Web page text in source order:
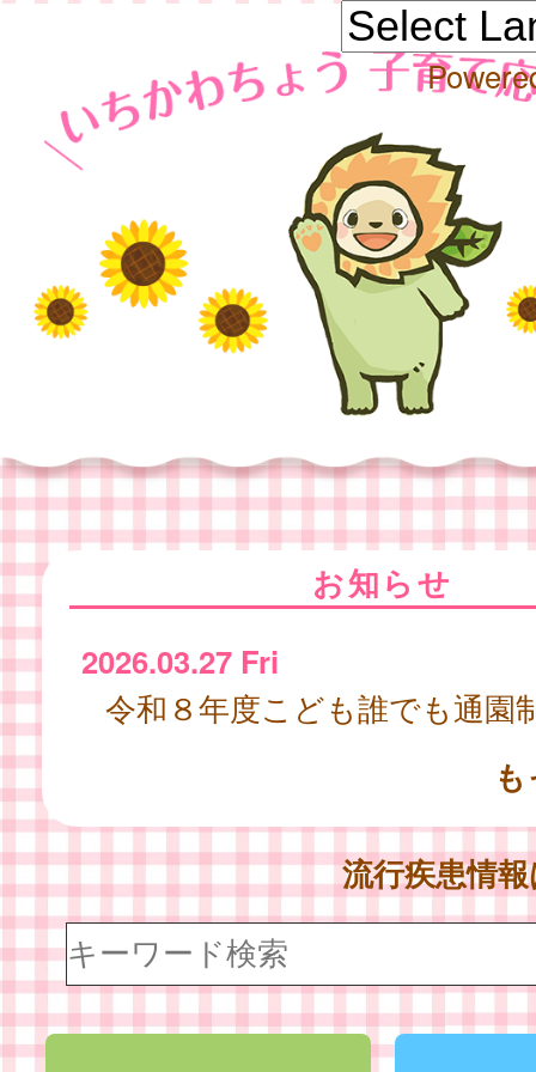
お知らせ
2026.03.27 Fri
令和８年度こども誰でも通園
流行疾患情